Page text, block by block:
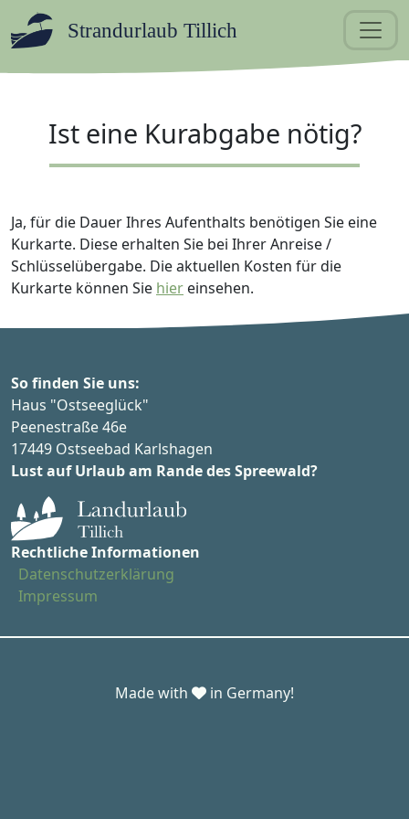
Strandurlaub Tillich
Ist eine Kurabgabe nötig?
Ja, für die Dauer Ihres Aufenthalts benötigen Sie eine
Kurkarte. Diese erhalten Sie bei Ihrer Anreise /
Schlüsselübergabe. Die aktuellen Kosten für die
Kurkarte können Sie hier einsehen.
So finden Sie uns:
Haus "Ostseeglück"
Peenestraße 46e
17449 Ostseebad Karlshagen
Lust auf Urlaub am Rande des Spreewald?
Rechtliche Informationen
Datenschutzerklärung
Impressum
Made with in Germany!